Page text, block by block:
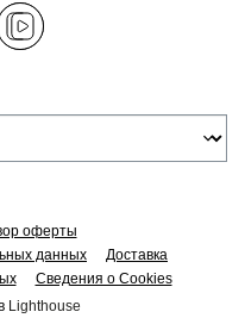
оферты
данных
Доставка
Сведения о Cookies
Lighthouse